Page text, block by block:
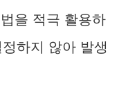
을 적극 활용하
하지 않아 발생